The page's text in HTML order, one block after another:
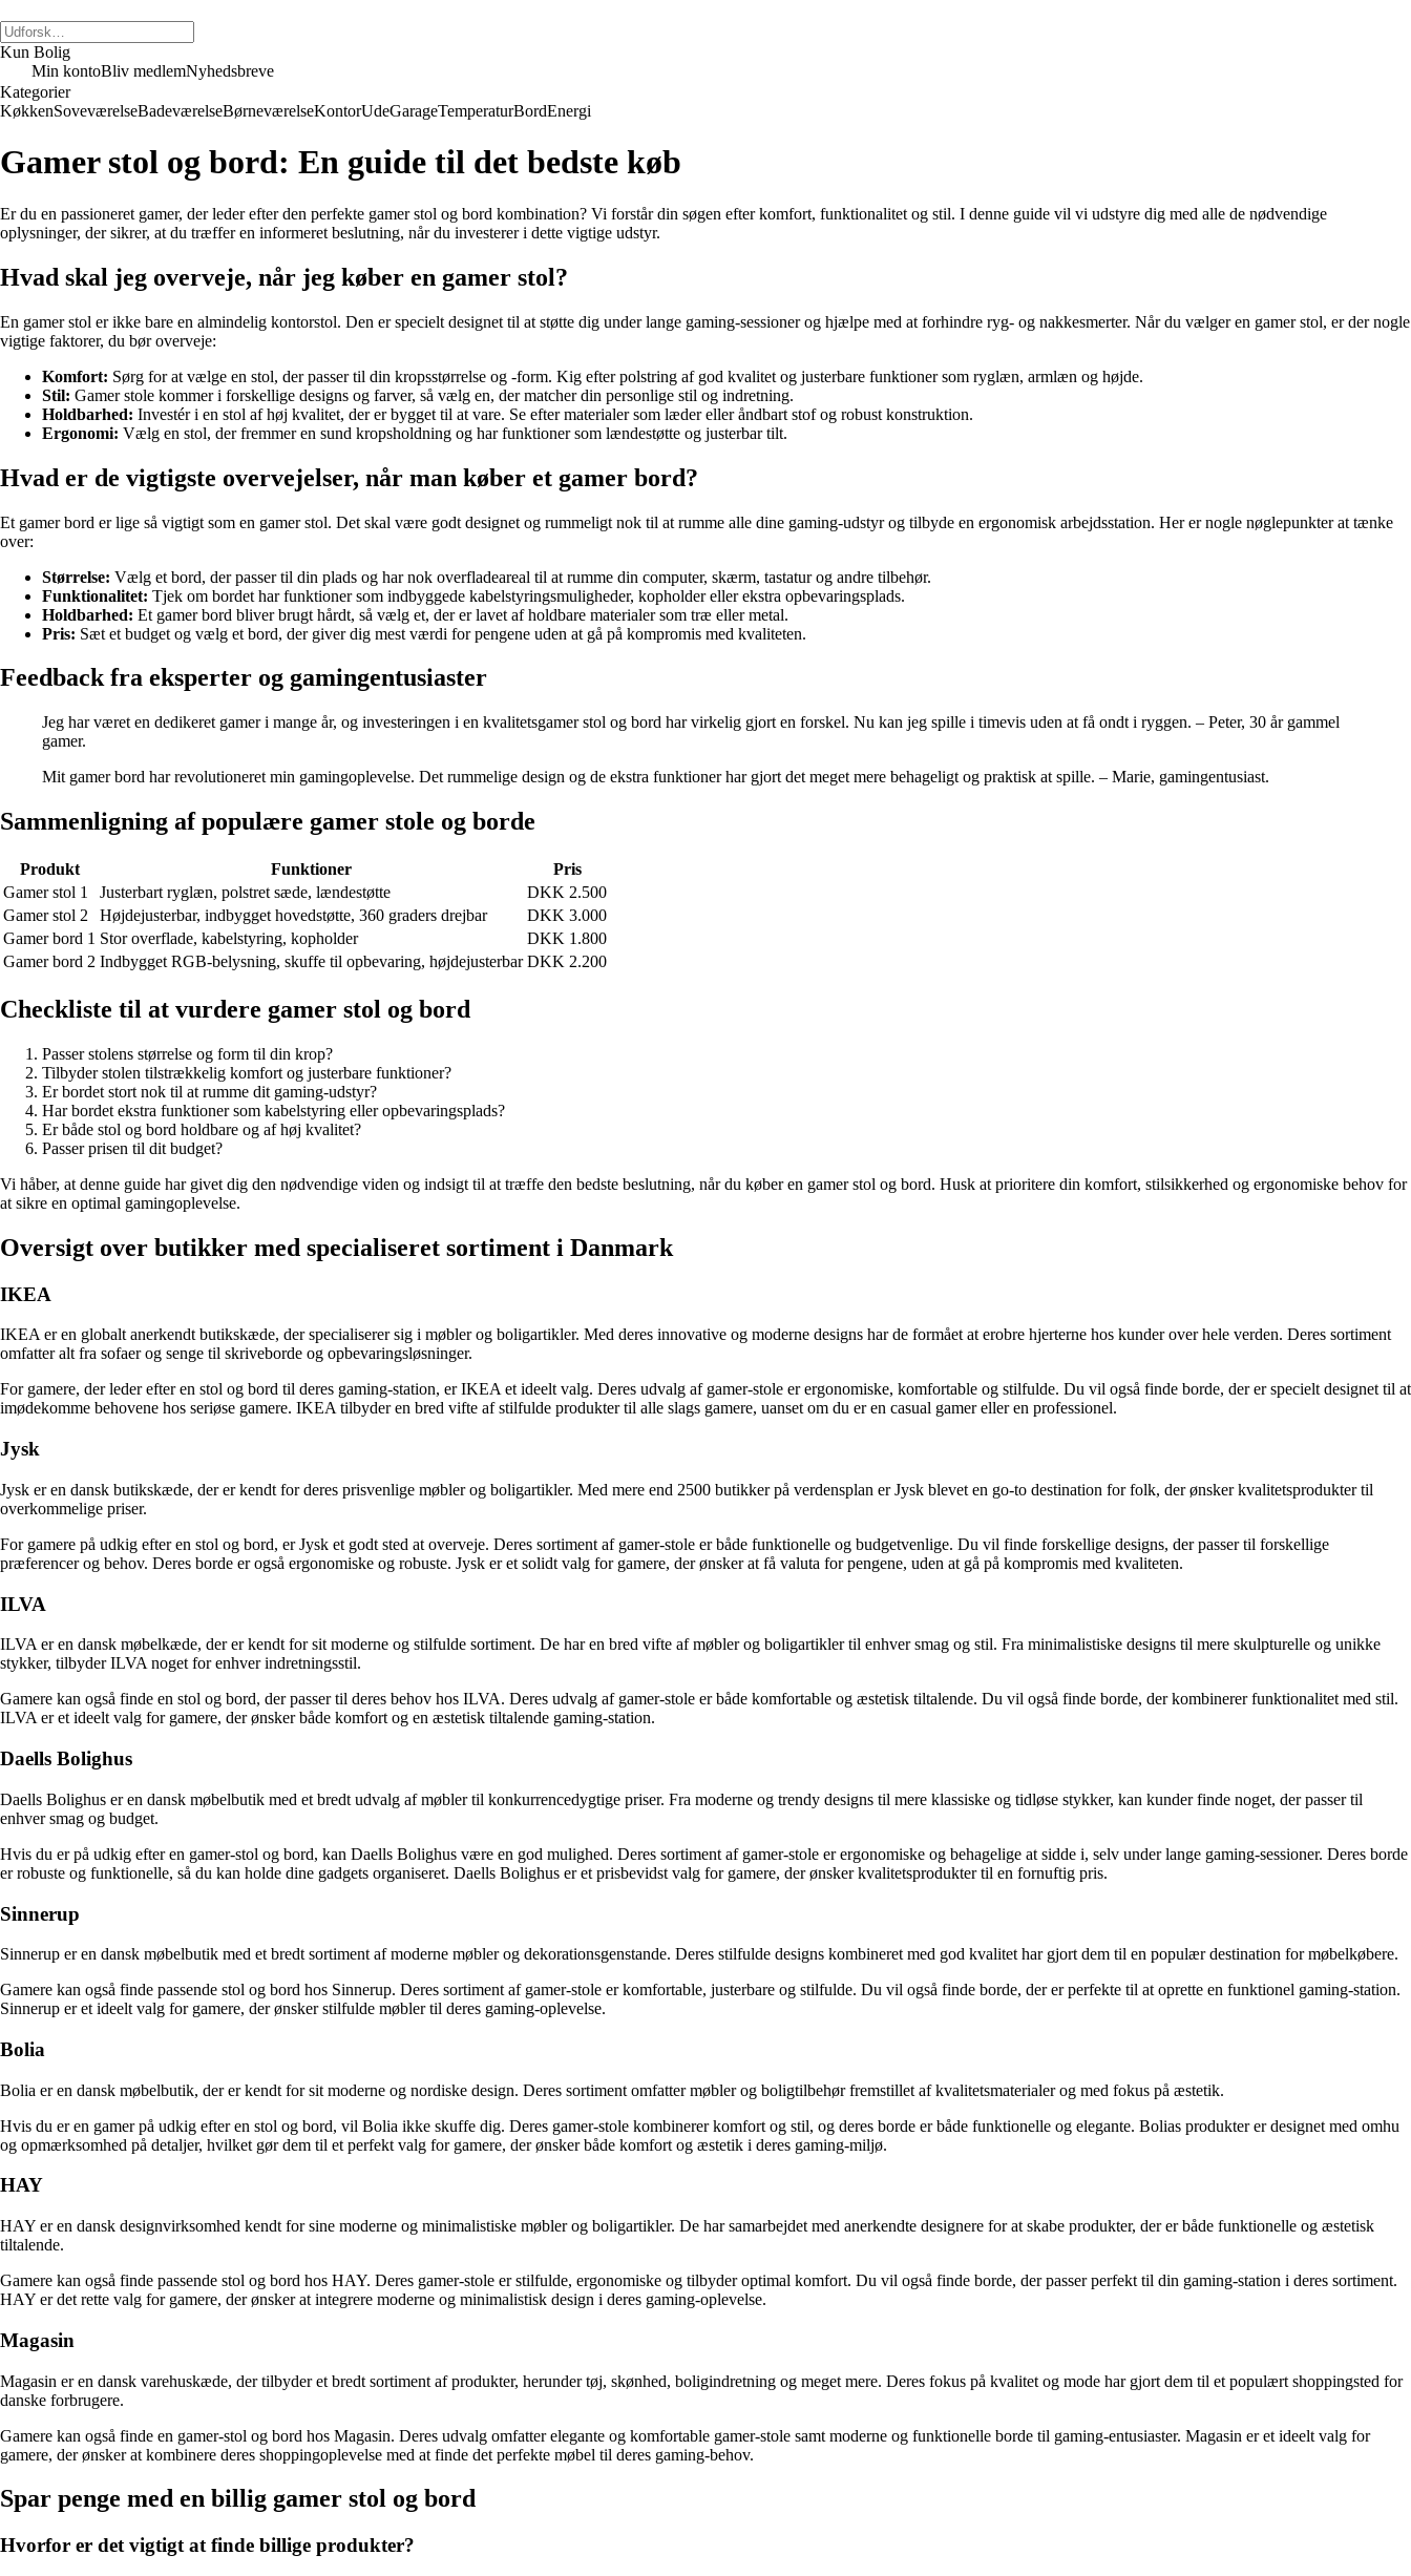
Kun Bolig
Min kontoBliv medlemNyhedsbreve
Kategorier
KøkkenSoveværelseBadeværelseBørneværelseKontorUdeGarageTemperaturBordEnergi
Gamer stol og bord: En guide til det bedste køb
Er du en passioneret gamer, der leder efter den perfekte gamer stol og bord kombination? Vi forstår din søgen efter komfort, funktionalitet og stil. I denne guide vil vi udstyre dig med alle de nødvendige
oplysninger, der sikrer, at du træffer en informeret beslutning, når du investerer i dette vigtige udstyr.
Hvad skal jeg overveje, når jeg køber en gamer stol?
En gamer stol er ikke bare en almindelig kontorstol. Den er specielt designet til at støtte dig under lange gaming-sessioner og hjælpe med at forhindre ryg- og nakkesmerter. Når du vælger en gamer stol, er der nogle
vigtige faktorer, du bør overveje:
Komfort: Sørg for at vælge en stol, der passer til din kropsstørrelse og -form. Kig efter polstring af god kvalitet og justerbare funktioner som ryglæn, armlæn og højde.
Stil: Gamer stole kommer i forskellige designs og farver, så vælg en, der matcher din personlige stil og indretning.
Holdbarhed: Investér i en stol af høj kvalitet, der er bygget til at vare. Se efter materialer som læder eller åndbart stof og robust konstruktion.
Ergonomi: Vælg en stol, der fremmer en sund kropsholdning og har funktioner som lændestøtte og justerbar tilt.
Hvad er de vigtigste overvejelser, når man køber et gamer bord?
Et gamer bord er lige så vigtigt som en gamer stol. Det skal være godt designet og rummeligt nok til at rumme alle dine gaming-udstyr og tilbyde en ergonomisk arbejdsstation. Her er nogle nøglepunkter at tænke
over:
Størrelse: Vælg et bord, der passer til din plads og har nok overfladeareal til at rumme din computer, skærm, tastatur og andre tilbehør.
Funktionalitet: Tjek om bordet har funktioner som indbyggede kabelstyringsmuligheder, kopholder eller ekstra opbevaringsplads.
Holdbarhed: Et gamer bord bliver brugt hårdt, så vælg et, der er lavet af holdbare materialer som træ eller metal.
Pris: Sæt et budget og vælg et bord, der giver dig mest værdi for pengene uden at gå på kompromis med kvaliteten.
Feedback fra eksperter og gamingentusiaster
Jeg har været en dedikeret gamer i mange år, og investeringen i en kvalitetsgamer stol og bord har virkelig gjort en forskel. Nu kan jeg spille i timevis uden at få ondt i ryggen. – Peter, 30 år gammel
gamer.
Mit gamer bord har revolutioneret min gamingoplevelse. Det rummelige design og de ekstra funktioner har gjort det meget mere behageligt og praktisk at spille. – Marie, gamingentusiast.
Sammenligning af populære gamer stole og borde
Produkt Funktioner
Pris
Gamer stol 1
Justerbart ryglæn, polstret sæde, lændestøtte
DKK 2.500
Gamer stol 2
Højdejusterbar, indbygget hovedstøtte, 360 graders drejbar
DKK 3.000
Gamer bord 1 Stor overflade, kabelstyring, kopholder
DKK 1.800
Gamer bord 2 Indbygget RGB-belysning, skuffe til opbevaring, højdejusterbar DKK 2.200
Checkliste til at vurdere gamer stol og bord
Passer stolens størrelse og form til din krop?
Tilbyder stolen tilstrækkelig komfort og justerbare funktioner?
Er bordet stort nok til at rumme dit gaming-udstyr?
Har bordet ekstra funktioner som kabelstyring eller opbevaringsplads?
Er både stol og bord holdbare og af høj kvalitet?
Passer prisen til dit budget?
Vi håber, at denne guide har givet dig den nødvendige viden og indsigt til at træffe den bedste beslutning, når du køber en gamer stol og bord. Husk at prioritere din komfort, stilsikkerhed og ergonomiske behov for
at sikre en optimal gamingoplevelse.
Oversigt over butikker med specialiseret sortiment i Danmark
IKEA
IKEA er en globalt anerkendt butikskæde, der specialiserer sig i møbler og boligartikler. Med deres innovative og moderne designs har de formået at erobre hjerterne hos kunder over hele verden. Deres sortiment
omfatter alt fra sofaer og senge til skriveborde og opbevaringsløsninger.
For gamere, der leder efter en stol og bord til deres gaming-station, er IKEA et ideelt valg. Deres udvalg af gamer-stole er ergonomiske, komfortable og stilfulde. Du vil også finde borde, der er specielt designet til at
imødekomme behovene hos seriøse gamere. IKEA tilbyder en bred vifte af stilfulde produkter til alle slags gamere, uanset om du er en casual gamer eller en professionel.
Jysk
Jysk er en dansk butikskæde, der er kendt for deres prisvenlige møbler og boligartikler. Med mere end 2500 butikker på verdensplan er Jysk blevet en go-to destination for folk, der ønsker kvalitetsprodukter til
overkommelige priser.
For gamere på udkig efter en stol og bord, er Jysk et godt sted at overveje. Deres sortiment af gamer-stole er både funktionelle og budgetvenlige. Du vil finde forskellige designs, der passer til forskellige
præferencer og behov. Deres borde er også ergonomiske og robuste. Jysk er et solidt valg for gamere, der ønsker at få valuta for pengene, uden at gå på kompromis med kvaliteten.
ILVA
ILVA er en dansk møbelkæde, der er kendt for sit moderne og stilfulde sortiment. De har en bred vifte af møbler og boligartikler til enhver smag og stil. Fra minimalistiske designs til mere skulpturelle og unikke
stykker, tilbyder ILVA noget for enhver indretningsstil.
Gamere kan også finde en stol og bord, der passer til deres behov hos ILVA. Deres udvalg af gamer-stole er både komfortable og æstetisk tiltalende. Du vil også finde borde, der kombinerer funktionalitet med stil.
ILVA er et ideelt valg for gamere, der ønsker både komfort og en æstetisk tiltalende gaming-station.
Daells Bolighus
Daells Bolighus er en dansk møbelbutik med et bredt udvalg af møbler til konkurrencedygtige priser. Fra moderne og trendy designs til mere klassiske og tidløse stykker, kan kunder finde noget, der passer til
enhver smag og budget.
Hvis du er på udkig efter en gamer-stol og bord, kan Daells Bolighus være en god mulighed. Deres sortiment af gamer-stole er ergonomiske og behagelige at sidde i, selv under lange gaming-sessioner. Deres borde
er robuste og funktionelle, så du kan holde dine gadgets organiseret. Daells Bolighus er et prisbevidst valg for gamere, der ønsker kvalitetsprodukter til en fornuftig pris.
Sinnerup
Sinnerup er en dansk møbelbutik med et bredt sortiment af moderne møbler og dekorationsgenstande. Deres stilfulde designs kombineret med god kvalitet har gjort dem til en populær destination for møbelkøbere.
Gamere kan også finde passende stol og bord hos Sinnerup. Deres sortiment af gamer-stole er komfortable, justerbare og stilfulde. Du vil også finde borde, der er perfekte til at oprette en funktionel gaming-station.
Sinnerup er et ideelt valg for gamere, der ønsker stilfulde møbler til deres gaming-oplevelse.
Bolia
Bolia er en dansk møbelbutik, der er kendt for sit moderne og nordiske design. Deres sortiment omfatter møbler og boligtilbehør fremstillet af kvalitetsmaterialer og med fokus på æstetik.
Hvis du er en gamer på udkig efter en stol og bord, vil Bolia ikke skuffe dig. Deres gamer-stole kombinerer komfort og stil, og deres borde er både funktionelle og elegante. Bolias produkter er designet med omhu
og opmærksomhed på detaljer, hvilket gør dem til et perfekt valg for gamere, der ønsker både komfort og æstetik i deres gaming-miljø.
HAY
HAY er en dansk designvirksomhed kendt for sine moderne og minimalistiske møbler og boligartikler. De har samarbejdet med anerkendte designere for at skabe produkter, der er både funktionelle og æstetisk
tiltalende.
Gamere kan også finde passende stol og bord hos HAY. Deres gamer-stole er stilfulde, ergonomiske og tilbyder optimal komfort. Du vil også finde borde, der passer perfekt til din gaming-station i deres sortiment.
HAY er det rette valg for gamere, der ønsker at integrere moderne og minimalistisk design i deres gaming-oplevelse.
Magasin
Magasin er en dansk varehuskæde, der tilbyder et bredt sortiment af produkter, herunder tøj, skønhed, boligindretning og meget mere. Deres fokus på kvalitet og mode har gjort dem til et populært shoppingsted for
danske forbrugere.
Gamere kan også finde en gamer-stol og bord hos Magasin. Deres udvalg omfatter elegante og komfortable gamer-stole samt moderne og funktionelle borde til gaming-entusiaster. Magasin er et ideelt valg for
gamere, der ønsker at kombinere deres shoppingoplevelse med at finde det perfekte møbel til deres gaming-behov.
Spar penge med en billig gamer stol og bord
Hvorfor er det vigtigt at finde billige produkter?